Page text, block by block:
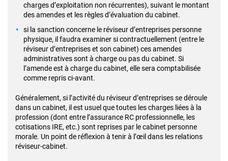
charges d’exploitation non récurrentes), suivant le montant
des amendes et les règles d’évaluation du cabinet.
si la sanction concerne le réviseur d’entreprises personne
physique, il faudra examiner si contractuellement (entre le
réviseur d’entreprises et son cabinet) ces amendes
administratives sont à charge ou pas du cabinet. Si
l’amende est à charge du cabinet, elle sera comptabilisée
comme repris ci-avant.
Généralement, si l’activité du réviseur d’entreprises se déroule
dans un cabinet, il est usuel que toutes les charges liées à la
profession (dont entre l’assurance RC professionnelle, les
cotisations IRE, etc.) sont reprises par le cabinet personne
morale. Un point de réflexion à tenir à l’œil dans les relations
réviseur-cabinet.